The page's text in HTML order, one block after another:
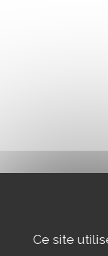
Ce site